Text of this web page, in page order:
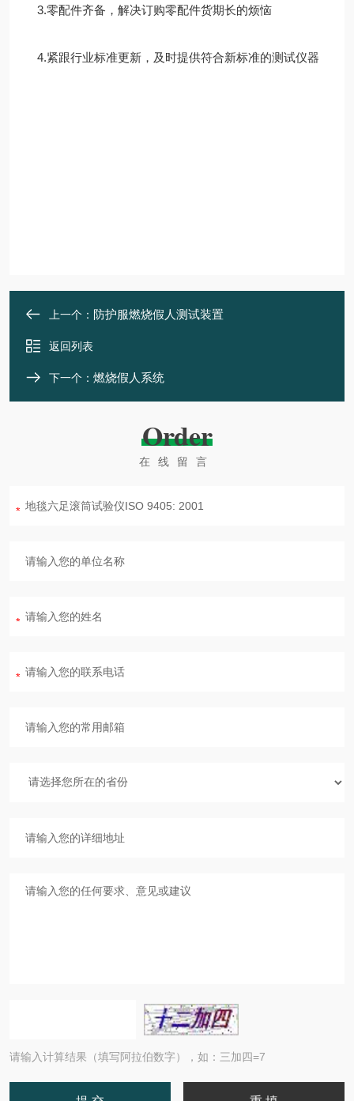
3.零配件齐备，解决订购零配件货期长的烦恼
4.紧跟行业标准更新，及时提供符合新标准的测试仪器
上一个： 防护服燃烧假人测试装置
返回列表
下一个： 燃烧假人系统
Order
在线留言
请输入计算结果（填写阿拉伯数字），如：三加四=7